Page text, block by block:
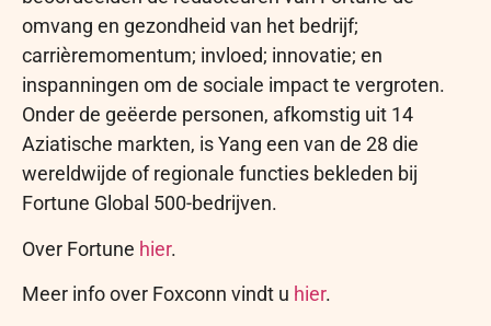
omvang en gezondheid van het bedrijf;
carrièremomentum; invloed; innovatie; en
inspanningen om de sociale impact te vergroten.
Onder de geëerde personen, afkomstig uit 14
Aziatische markten, is Yang een van de 28 die
wereldwijde of regionale functies bekleden bij
Fortune Global 500-bedrijven.
Over Fortune hier.
Meer info over Foxconn vindt u hier.